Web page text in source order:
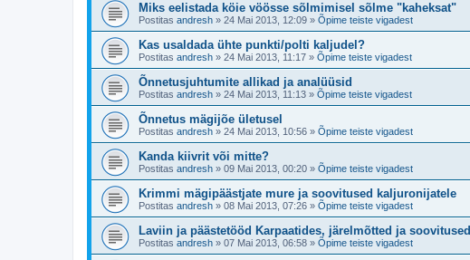
Miks eelistada köie vöösse sõlmimisel sõlme "kaheksat"
Postitas andresh » 24 Mai 2013, 12:09 » Õpime teiste vigadest
Kas usaldada ühte punkti/polti kaljudel?
Postitas andresh » 24 Mai 2013, 11:17 » Õpime teiste vigadest
Õnnetusjuhtumite allikad ja analüüsid
Postitas andresh » 24 Mai 2013, 11:13 » Õpime teiste vigadest
Õnnetus mägijõe ületusel
Postitas andresh » 24 Mai 2013, 10:56 » Õpime teiste vigadest
Kanda kiivrit või mitte?
Postitas andresh » 09 Mai 2013, 00:20 » Õpime teiste vigadest
Krimmi mägipäästjate mure ja soovitused kaljuronijatele
Postitas andresh » 08 Mai 2013, 07:26 » Õpime teiste vigadest
Laviin ja päästetööd Karpaatides, järelmõtted ja soovitused
Postitas andresh » 07 Mai 2013, 06:58 » Õpime teiste vigadest